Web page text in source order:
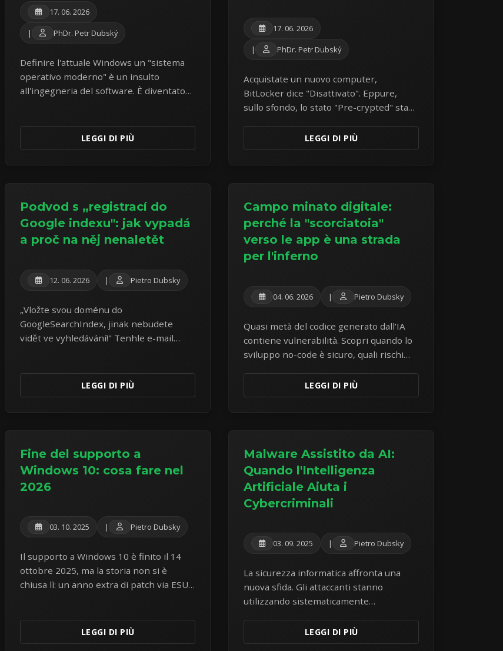
17. 06. 2026
|
PhDr. Petr Dubský
Definire l'attuale Windows un "sistema
operativo moderno" è un insulto
all'ingegneria del software. È diventato
LEGGI DI PIÙ
17. 06. 2026
|
PhDr. Petr Dubský
Acquistate un nuovo computer,
BitLocker dice "Disattivato". Eppure,
sullo sfondo, lo stato "Pre-crypted" sta
azzardo silenzioso per i vostri dati.
LEGGI DI PIÙ
Podvod s „registrací do
Google indexu": jak vypadá
a proč na něj nenaletět
12. 06. 2026 | Pietro Dubsky
„Vložte svou doménu do
GoogleSearchIndex, jinak nebudete
vidět ve vyhledávání!" Tenhle e-mail
vzorek z vlastní schránky.
LEGGI DI PIÙ
Campo minato digitale:
perché la "scorciatoia"
verso le app è una strada
per l'inferno
04. 06. 2026 | Pietro Dubsky
Quasi metà del codice generato dall'IA
contiene vulnerabilità. Scopri quando lo
sviluppo no-code è sicuro, quali rischi
LEGGI DI PIÙ
Fine del supporto a
Windows 10: cosa fare nel
2026
03. 10. 2025 | Pietro Dubsky
Il supporto a Windows 10 è finito il 14
ottobre 2025, ma la storia non si è
chiusa lì: un anno extra di patch via ESU
LEGGI DI PIÙ
Malware Assistito da AI:
Quando l'Intelligenza
Artificiale Aiuta i
Cybercriminali
03. 09. 2025 | Pietro Dubsky
La sicurezza informatica affronta una
nuova sfida. Gli attaccanti stanno
utilizzando sistematicamente
attacchi sofisticati che possono aggirare
le misure di sicurezza tradizionali.
LEGGI DI PIÙ